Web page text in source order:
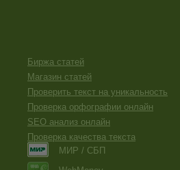
Биржа статей
Магазин статей
Проверить текст на уникальность
Проверка орфографии онлайн
SEO анализ онлайн
Проверка качества текста
МИР / СБП